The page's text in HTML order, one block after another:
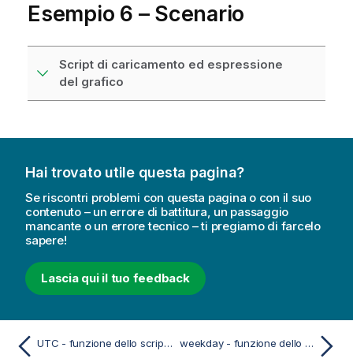
Esempio 6 – Scenario
Script di caricamento ed espressione
del grafico
Hai trovato utile questa pagina?
Se riscontri problemi con questa pagina o con il suo
contenuto – un errore di battitura, un passaggio
mancante o un errore tecnico – ti pregiamo di farcelo
sapere!
Lascia qui il tuo feedback
UTC - funzione dello script e del grafico weekday - funzione dello script e del grafico